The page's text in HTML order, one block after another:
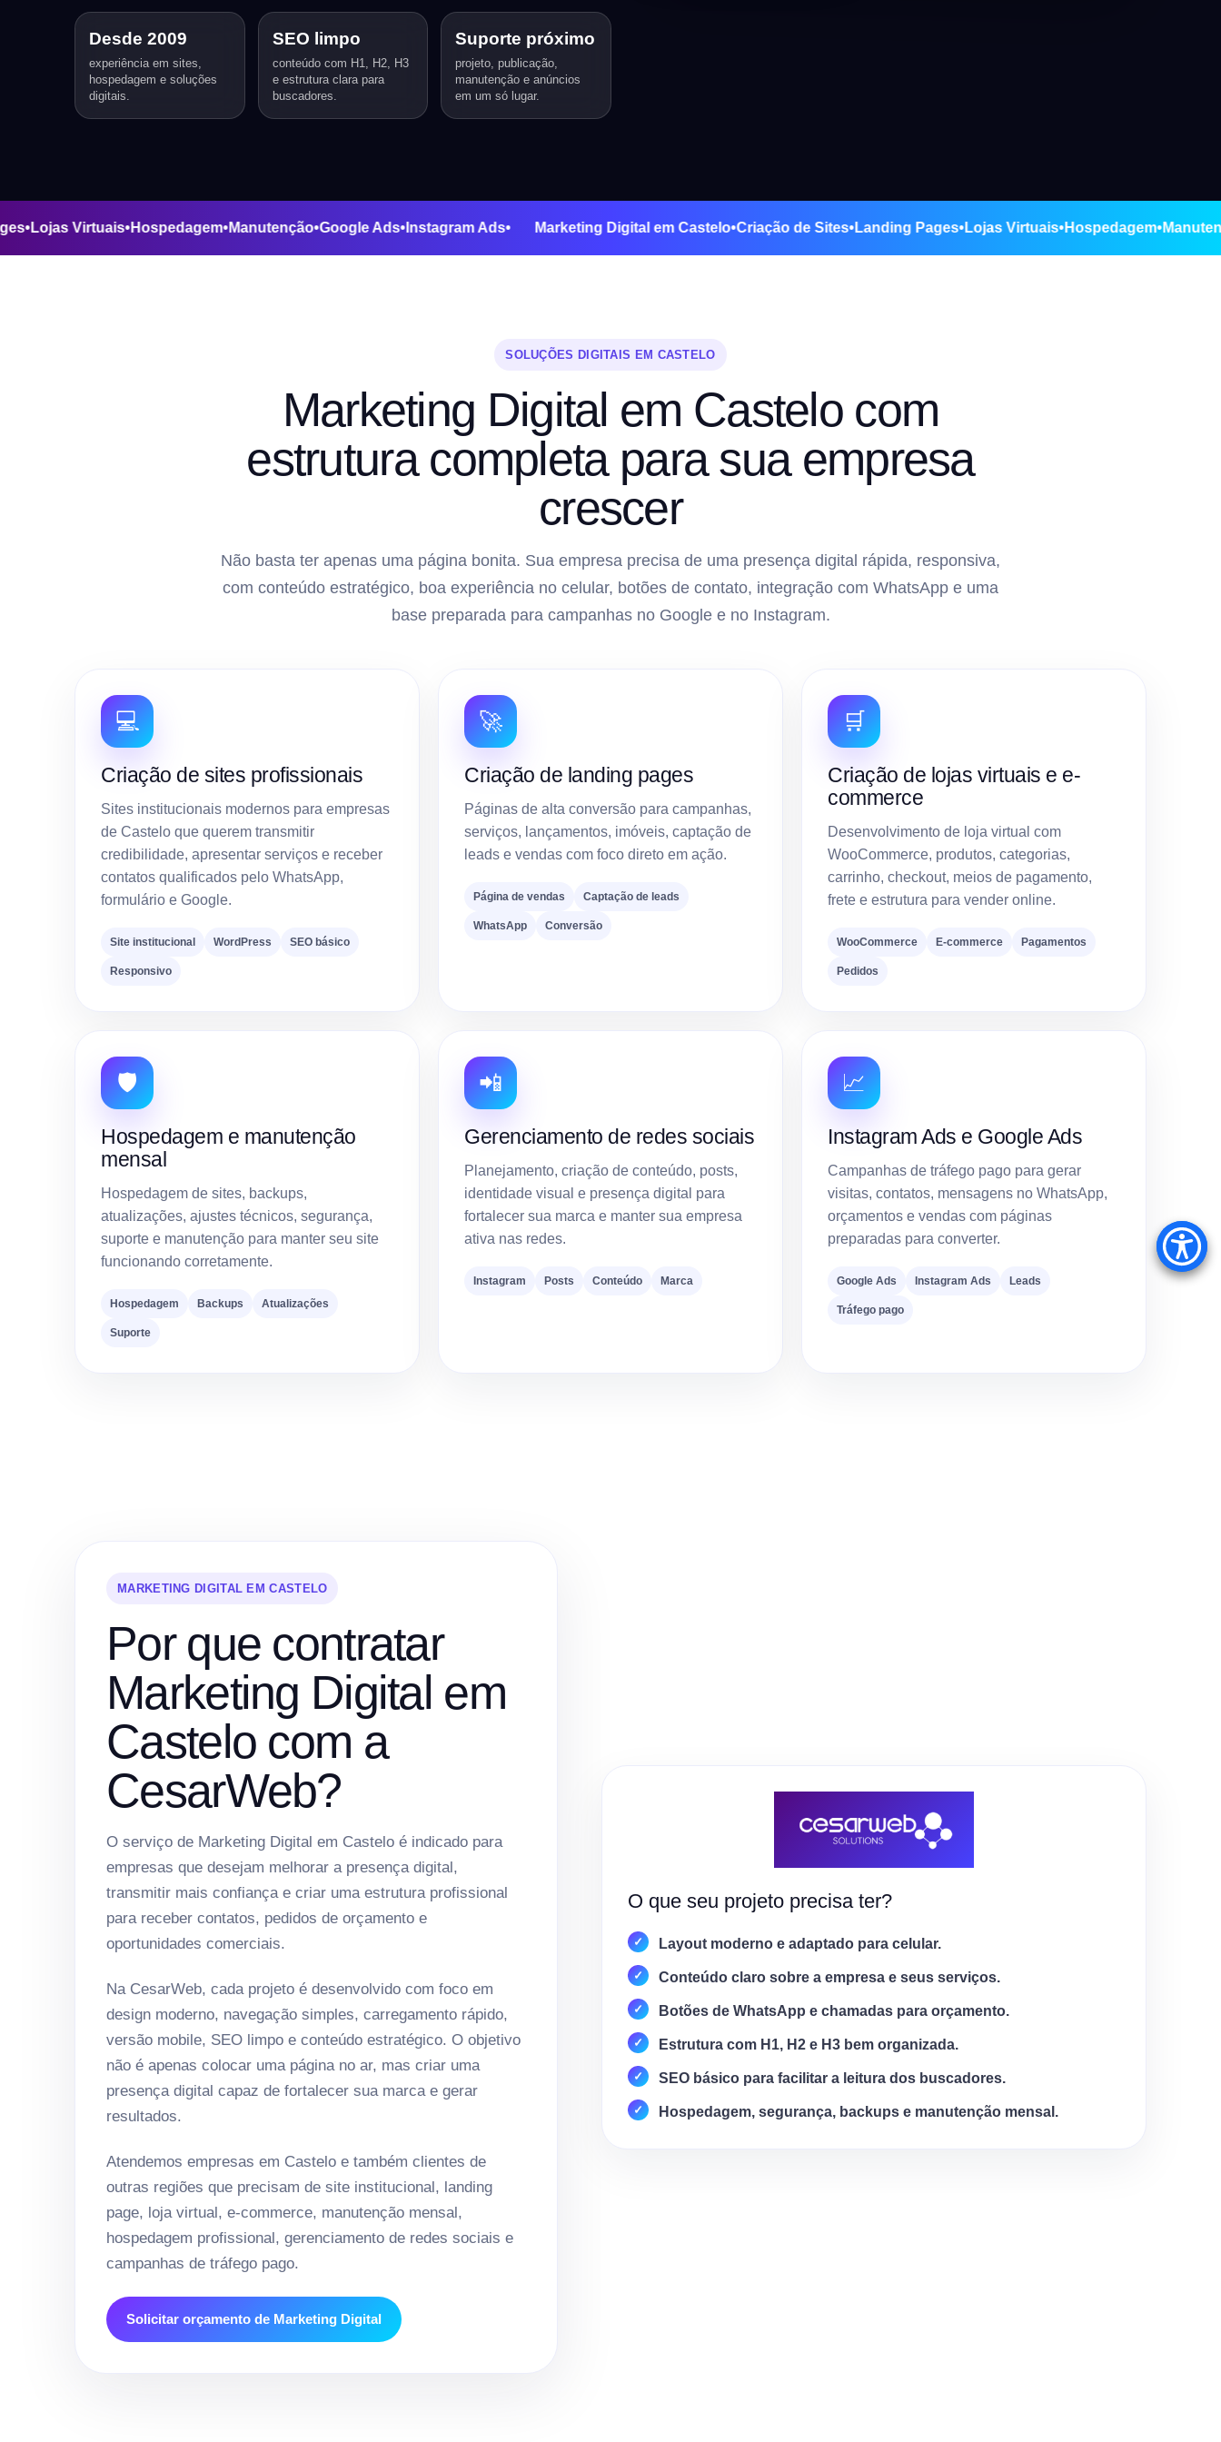
Desde 2009
experiência em sites,
hospedagem e soluções
digitais.
SEO limpo
conteúdo com H1, H2, H3
e estrutura clara para
buscadores.
Suporte próximo
projeto, publicação,
manutenção e anúncios
em um só lugar.
Pages•Lojas Virtuais•Hospedagem•Manutenção• Google Ads•Instagram Ads• Marketing Digital em Castelo•Criação de Sites•Landing Pages•Lojas Virtuais•Hospedagem•
SOLUÇÕES DIGITAIS EM CASTELO
Marketing Digital em Castelo com
estrutura completa para sua empresa
crescer
Não basta ter apenas uma página bonita. Sua empresa precisa de uma presença digital rápida, responsiva,
com conteúdo estratégico, boa experiência no celular, botões de contato, integração com WhatsApp e uma
base preparada para campanhas no Google e no Instagram.
💻
Criação de sites profissionais
Sites institucionais modernos para empresas
de Castelo que querem transmitir
credibilidade, apresentar serviços e receber
contatos qualificados pelo WhatsApp,
formulário e Google.
Site institucional WordPress SEO básico
Responsivo
🚀
Criação de landing pages
Páginas de alta conversão para campanhas,
serviços, lançamentos, imóveis, captação de
leads e vendas com foco direto em ação.
Página de vendas Captação de leads
WhatsApp Conversão
🛒
Criação de lojas virtuais e e-
commerce
Desenvolvimento de loja virtual com
WooCommerce, produtos, categorias,
carrinho, checkout, meios de pagamento,
frete e estrutura para vender online.
WooCommerce E-commerce Pagamentos
Pedidos
🛡️
Hospedagem e manutenção
mensal
Hospedagem de sites, backups,
atualizações, ajustes técnicos, segurança,
suporte e manutenção para manter seu site
funcionando corretamente.
Hospedagem Backups Atualizações
Suporte
📲
Gerenciamento de redes sociais
Planejamento, criação de conteúdo, posts,
identidade visual e presença digital para
fortalecer sua marca e manter sua empresa
ativa nas redes.
Instagram Posts Conteúdo Marca
📈
Instagram Ads e Google Ads
Campanhas de tráfego pago para gerar
visitas, contatos, mensagens no WhatsApp,
orçamentos e vendas com páginas
preparadas para converter.
Google Ads Instagram Ads Leads
Tráfego pago
MARKETING DIGITAL EM CASTELO
Por que contratar
Marketing Digital em
Castelo com a
CesarWeb?
O serviço de Marketing Digital em Castelo é indicado para
empresas que desejam melhorar a presença digital,
transmitir mais confiança e criar uma estrutura profissional
para receber contatos, pedidos de orçamento e
oportunidades comerciais.
Na CesarWeb, cada projeto é desenvolvido com foco em
design moderno, navegação simples, carregamento rápido,
versão mobile, SEO limpo e conteúdo estratégico. O objetivo
não é apenas colocar uma página no ar, mas criar uma
presença digital capaz de fortalecer sua marca e gerar
resultados.
Atendemos empresas em Castelo e também clientes de
outras regiões que precisam de site institucional, landing
page, loja virtual, e-commerce, manutenção mensal,
hospedagem profissional, gerenciamento de redes sociais e
campanhas de tráfego pago.
Solicitar orçamento de Marketing Digital
O que seu projeto precisa ter?
Layout moderno e adaptado para celular.
Conteúdo claro sobre a empresa e seus serviços.
Botões de WhatsApp e chamadas para orçamento.
Estrutura com H1, H2 e H3 bem organizada.
SEO básico para facilitar a leitura dos buscadores.
Hospedagem, segurança, backups e manutenção mensal.